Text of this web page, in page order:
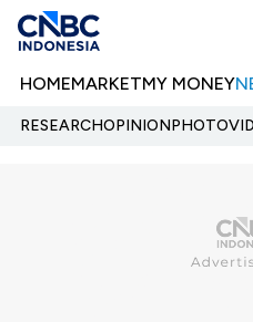
HOMEMARKETMY MONEY
RESEARCHOPINIONPHOTO